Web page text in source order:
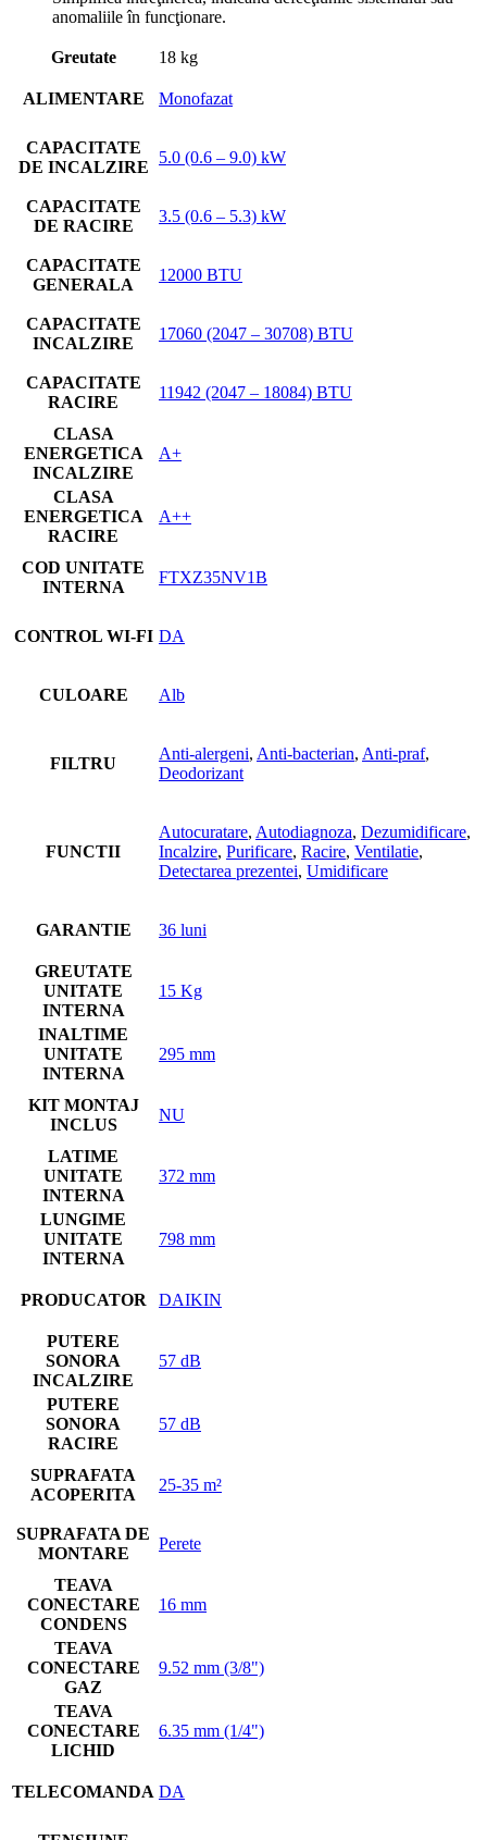
anomaliile în funcţionare.
Greutate 18 kg
ALIMENTARE Monofazat
CAPACITATE
DE INCALZIRE
5.0 (0.6 – 9.0) kW
CAPACITATE
DE RACIRE
3.5 (0.6 – 5.3) kW
CAPACITATE
GENERALA
12000 BTU
CAPACITATE
INCALZIRE
17060 (2047 – 30708) BTU
CAPACITATE
RACIRE
11942 (2047 – 18084) BTU
CLASA
ENERGETICA
INCALZIRE
A+
CLASA
ENERGETICA
RACIRE
A++
COD UNITATE
INTERNA
FTXZ35NV1B
CONTROL WI-FI DA
CULOARE Alb
FILTRU
Anti-alergeni, Anti-bacterian, Anti-praf,
Deodorizant
FUNCTII
Autocuratare, Autodiagnoza, Dezumidificare,
Incalzire, Purificare, Racire, Ventilatie,
Detectarea prezentei, Umidificare
GARANTIE 36 luni
GREUTATE
UNITATE
INTERNA
15 Kg
INALTIME
UNITATE
INTERNA
295 mm
KIT MONTAJ
INCLUS
NU
LATIME
UNITATE
INTERNA
372 mm
LUNGIME
UNITATE
INTERNA
798 mm
PRODUCATOR DAIKIN
PUTERE
SONORA
INCALZIRE
57 dB
PUTERE
SONORA
RACIRE
57 dB
SUPRAFATA
ACOPERITA
25-35 m²
SUPRAFATA DE
MONTARE
Perete
TEAVA
CONECTARE
CONDENS
16 mm
TEAVA
CONECTARE
GAZ
9.52 mm (3/8")
TEAVA
CONECTARE
LICHID
6.35 mm (1/4")
TELECOMANDA DA